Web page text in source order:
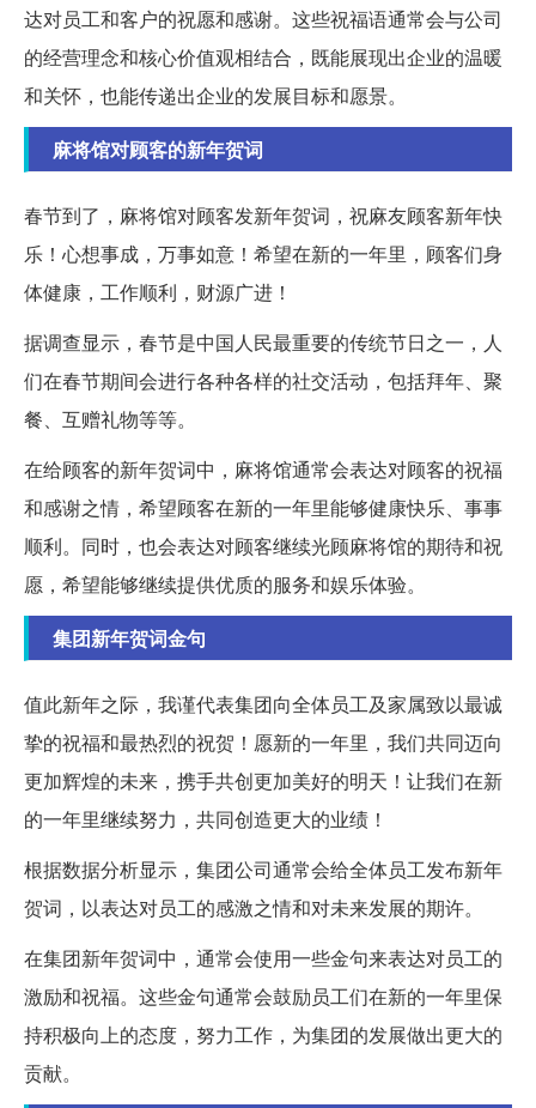
达对员工和客户的祝愿和感谢。这些祝福语通常会与公司
的经营理念和核心价值观相结合，既能展现出企业的温暖
和关怀，也能传递出企业的发展目标和愿景。
麻将馆对顾客的新年贺词
春节到了，麻将馆对顾客发新年贺词，祝麻友顾客新年快
乐！心想事成，万事如意！希望在新的一年里，顾客们身
体健康，工作顺利，财源广进！
据调查显示，春节是中国人民最重要的传统节日之一，人
们在春节期间会进行各种各样的社交活动，包括拜年、聚
餐、互赠礼物等等。
在给顾客的新年贺词中，麻将馆通常会表达对顾客的祝福
和感谢之情，希望顾客在新的一年里能够健康快乐、事事
顺利。同时，也会表达对顾客继续光顾麻将馆的期待和祝
愿，希望能够继续提供优质的服务和娱乐体验。
集团新年贺词金句
值此新年之际，我谨代表集团向全体员工及家属致以最诚
挚的祝福和最热烈的祝贺！愿新的一年里，我们共同迈向
更加辉煌的未来，携手共创更加美好的明天！让我们在新
的一年里继续努力，共同创造更大的业绩！
根据数据分析显示，集团公司通常会给全体员工发布新年
贺词，以表达对员工的感激之情和对未来发展的期许。
在集团新年贺词中，通常会使用一些金句来表达对员工的
激励和祝福。这些金句通常会鼓励员工们在新的一年里保
持积极向上的态度，努力工作，为集团的发展做出更大的
贡献。